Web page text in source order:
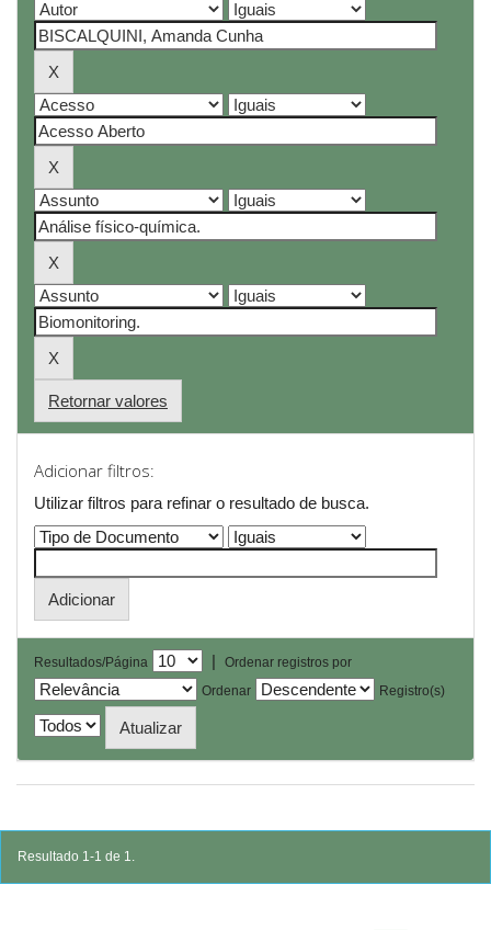
Retornar valores
Adicionar filtros:
Utilizar filtros para refinar o resultado de busca.
Resultados/Página |
Ordenar registros por
Ordenar
Registro(s)
Resultado 1-1 de 1.